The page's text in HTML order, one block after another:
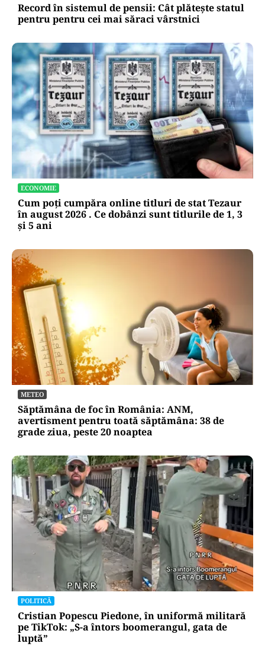
Record în sistemul de pensii: Cât plătește statul
pentru pentru cei mai săraci vârstnici
ECONOMIE
Cum poți cumpăra online titluri de stat Tezaur
în august 2026 . Ce dobânzi sunt titlurile de 1, 3
și 5 ani
METEO
Săptămâna de foc în România: ANM,
avertisment pentru toată săptămâna: 38 de
grade ziua, peste 20 noaptea
POLITICĂ
Cristian Popescu Piedone, în uniformă militară
pe TikTok: „S-a întors boomerangul, gata de
luptă”